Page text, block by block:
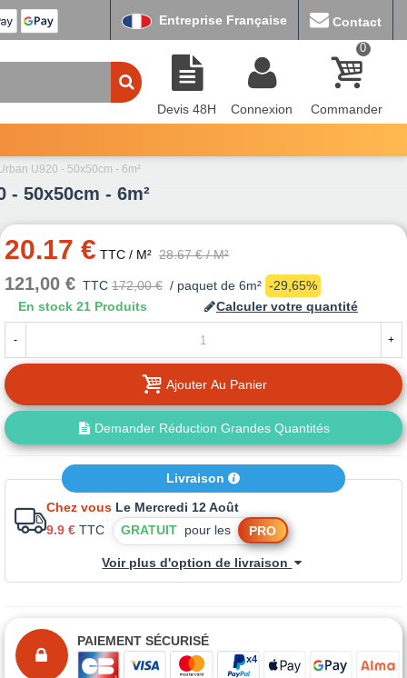
Entreprise Française Contact
Devis 48H Connexion
0
Commander
U920 - 50x50cm - 6m²
50x50cm - 6m²
20.17 € TTC/ M² 28.67 € / M²
121,00 € TTC 172,00 € / paquet de 6m² -29,65%
En stock 21 Produits Calculer votre quantité
- +
Ajouter Au Panier
Demander Réduction Grandes Quantités
Livraison
Chez vous Le Mercredi 12 Août
9.9 € TTC GRATUITpour les PRO
Voir plus d'option de livraison
PAIEMENT SÉCURISÉ